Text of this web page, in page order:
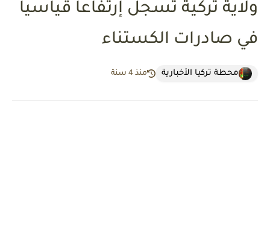
ولاية تركية تسجل إرتفاعاً قياسياً
في صادرات الكستناء
محطة تركيا الأخبارية منذ 4 سنة